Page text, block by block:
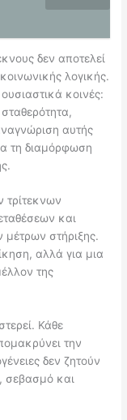
δεν αποτελεί
λογικής.
κοινές:
αυτής
τη διαμόρφωση
τρίτεκνων
και
στήριξης.
αλλά για μια
της
Κάθε
την
δεν ζητούν
σεβασμό και